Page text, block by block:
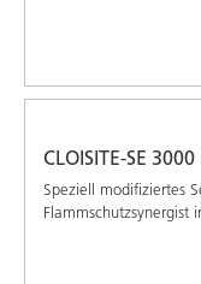
CLOISITE-SE 3000
Speziell modifiziertes
Flammschutzsynergist